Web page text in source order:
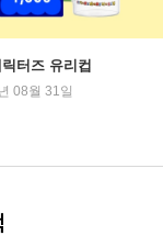
터즈 유리컵
08월 31일